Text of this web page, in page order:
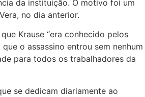
da instituição. O motivo foi um
no dia anterior.
Krause “era conhecido pelos
o assassino entrou sem nenhum
para todos os trabalhadores da
se dedicam diariamente ao